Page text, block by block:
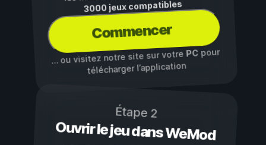
3000 jeux compatibles
Commencer
… ou visitez notre site sur votre PCpour
télécharger l’application
Étape 2
Ouvrir le jeu dans WeMod